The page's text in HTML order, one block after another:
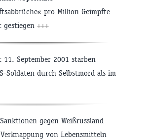
pro Million Geimpfte
gestiegen +++
11. September 2001 starben
Soldaten durch Selbstmord als im
gegen Weißrussland
von Lebensmitteln